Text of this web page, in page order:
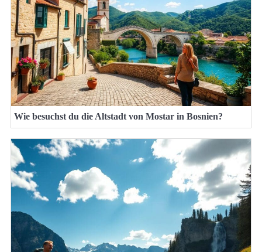
Wie besuchst du die Altstadt von Mostar in Bosnien?